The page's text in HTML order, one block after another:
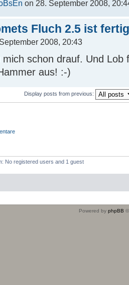
on 28. September 2008,
Fluch 2.5 ist fertig
2008, 20:43
schon drauf. Und Lob
aus! :-)
Display posts from previous:
No registered users and 1 guest
Powered by phpBB